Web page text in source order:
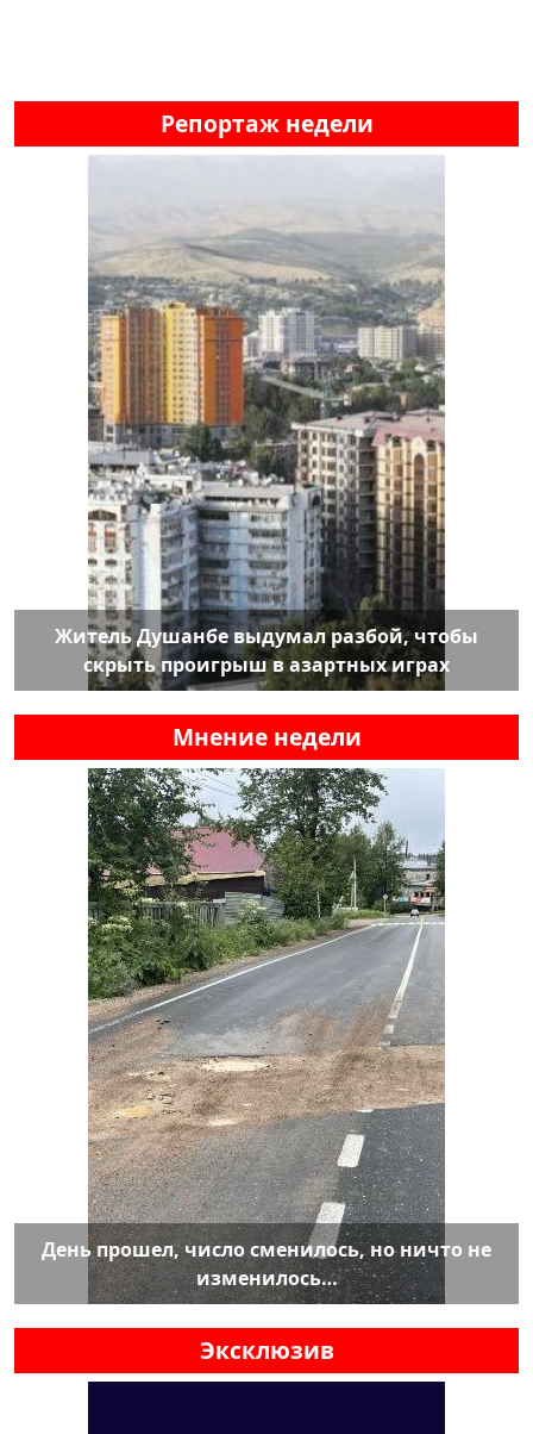
Репортаж недели
Житель Душанбе выдумал разбой, чтобы
скрыть проигрыш в азартных играх
Мнение недели
День прошел, число сменилось, но ничто не
изменилось…
Эксклюзив